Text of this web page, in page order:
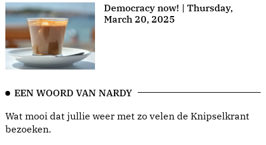
Democracy now! | Thursday,
March 20, 2025
EEN WOORD VAN NARDY
Wat mooi dat jullie weer met zo velen de Knipselkrant
bezoeken.